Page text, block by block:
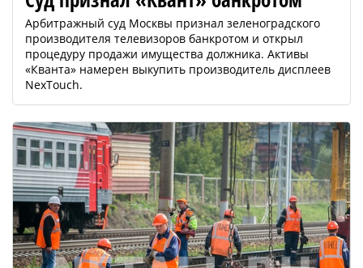
Арбитражный суд Москвы признал зеленоградского
производителя телевизоров банкротом и открыл
процедуру продажи имущества должника. Активы
«Кванта» намерен выкупить производитель дисплеев
NexTouch.